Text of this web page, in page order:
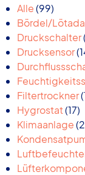
Alle 9999
Bördel/
Druckschalter
Drucksensor
Filtertrockner
Hygrostat 1717
Klimaanlage 2